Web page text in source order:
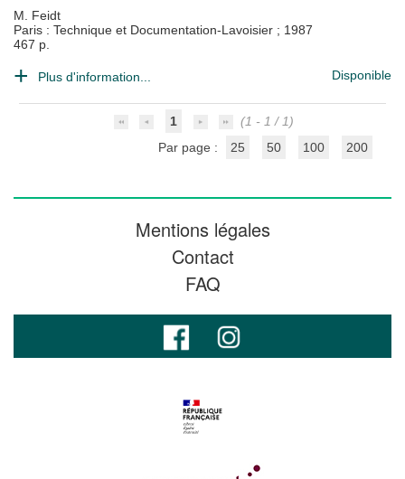
M. Feidt
Paris : Technique et Documentation-Lavoisier ; 1987
467 p.
Plus d'information... Disponible
1
(1 - 1 / 1)
Par page :
25 50 100 200
Mentions légales
Contact
FAQ